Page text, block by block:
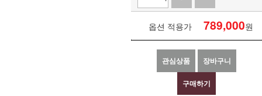
옵션 적용가 789,000원
관심상품 장바구니
구매하기